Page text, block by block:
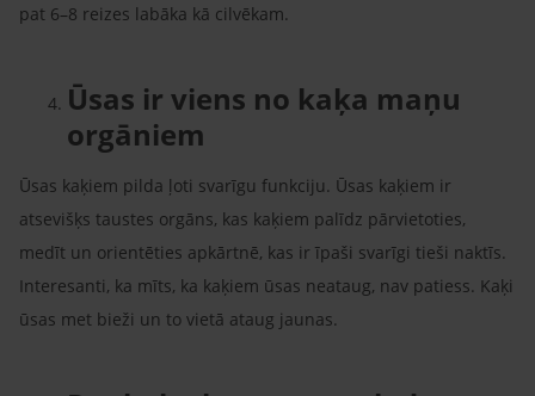
pat 6–8 reizes labāka kā cilvēkam.
Ūsas ir viens no kaķa maņu
orgāniem
Ūsas kaķiem pilda ļoti svarīgu funkciju. Ūsas kaķiem ir
atsevišķs taustes orgāns, kas kaķiem palīdz pārvietoties,
medīt un orientēties apkārtnē, kas ir īpaši svarīgi tieši naktīs.
Interesanti, ka mīts, ka kaķiem ūsas neataug, nav patiess. Kaķi
ūsas met bieži un to vietā ataug jaunas.